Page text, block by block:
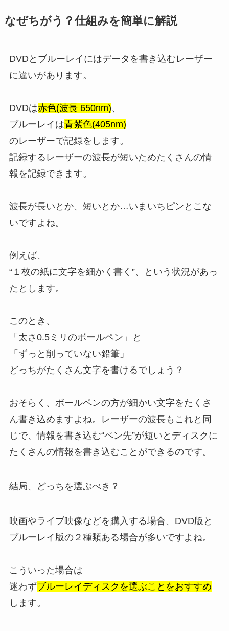
なぜちがう？仕組みを簡単に解説
DVDとブルーレイにはデータを書き込むレーザー
に違いがあります。
DVDは赤色(波長 650nm)、
ブルーレイは青紫色(405nm)
のレーザーで記録をします。
記録するレーザーの波長が短いためたくさんの情
報を記録できます。
波長が長いとか、短いとか…いまいちピンとこな
いですよね。
例えば、
“１枚の紙に文字を細かく書く”、という状況があっ
たとします。
このとき、
「太さ0.5ミリのボールペン」と
「ずっと削っていない鉛筆」
どっちがたくさん文字を書けるでしょう？
おそらく、ボールペンの方が細かい文字をたくさ
ん書き込めますよね。レーザーの波長もこれと同
じで、情報を書き込む“ペン先”が短いとディスクに
たくさんの情報を書き込むことができるのです。
結局、どっちを選ぶべき？
映画やライブ映像などを購入する場合、DVD版と
ブルーレイ版の２種類ある場合が多いですよね。
こういった場合は
迷わずブルーレイディスクを選ぶことをおすすめ
します。